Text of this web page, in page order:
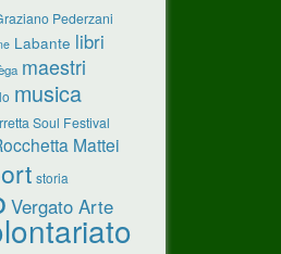
Pederzani
Labante libri
maestri
musica
Soul Festival
Mattei
storia
Vergato Arte